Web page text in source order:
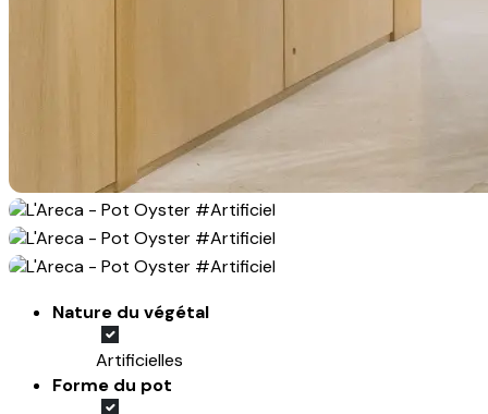
Nature du végétal
Artificielles
Forme du pot